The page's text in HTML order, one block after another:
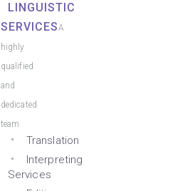
LINGUISTIC
SERVICESA
highly
qualified
and
dedicated
team
Translation
Interpreting
Services